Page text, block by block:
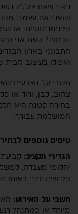
לפני שאת צוללת
ושאלי את עצמך: מהו
ומינימליסטיים, או
נוכחות? האם אני
התבונני בארון
ואפילו בעיצוב הבית
חשבי על הצבעים
צהוב, לבן, ורוד או
בחירה קטנה היא
המושלמת עבורך.
טיפים נוספים
הגדירי תקציב:
יהלומי מעבדה,
ומרשים יותר באותו
חשבי על האירוע:
מיוחד או כמתנה?